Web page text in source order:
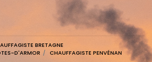
BRETAGNE
D'ARMOR
CHAUFFAGISTE PENVÉNAN